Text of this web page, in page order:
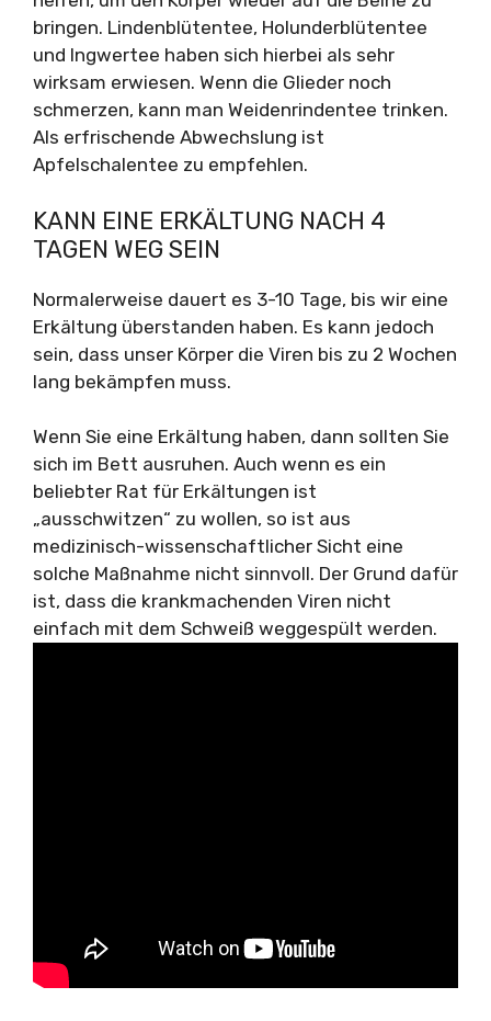
bringen. Lindenblütentee, Holunderblütentee
und Ingwertee haben sich hierbei als sehr
wirksam erwiesen. Wenn die Glieder noch
schmerzen, kann man Weidenrindentee trinken.
Als erfrischende Abwechslung ist
Apfelschalentee zu empfehlen.
KANN EINE ERKÄLTUNG NACH 4
TAGEN WEG SEIN
Normalerweise dauert es 3-10 Tage, bis wir eine
Erkältung überstanden haben. Es kann jedoch
sein, dass unser Körper die Viren bis zu 2 Wochen
lang bekämpfen muss.
Wenn Sie eine Erkältung haben, dann sollten Sie
sich im Bett ausruhen. Auch wenn es ein
beliebter Rat für Erkältungen ist
„ausschwitzen“ zu wollen, so ist aus
medizinisch-wissenschaftlicher Sicht eine
solche Maßnahme nicht sinnvoll. Der Grund dafür
ist, dass die krankmachenden Viren nicht
einfach mit dem Schweiß weggespült werden.